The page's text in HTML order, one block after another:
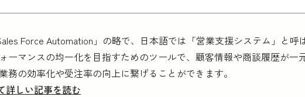
Force Automation」の略で、日本語では「営業支援システム」と
ーマンスの均一化を目指すためのツールで、顧客情報や商談履歴が
務の効率化や受注率の向上に繋げることができます。
詳しい記事を読む